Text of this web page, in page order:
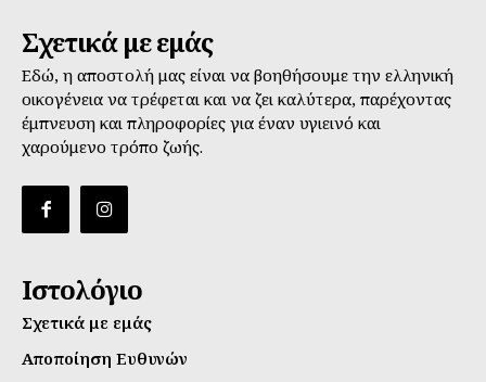
Σχετικά με εμάς
Εδώ, η αποστολή μας είναι να βοηθήσουμε την ελληνική
οικογένεια να τρέφεται και να ζει καλύτερα, παρέχοντας
έμπνευση και πληροφορίες για έναν υγιεινό και
χαρούμενο τρόπο ζωής.
Ιστολόγιο
Σχετικά με εμάς
Αποποίηση Ευθυνών